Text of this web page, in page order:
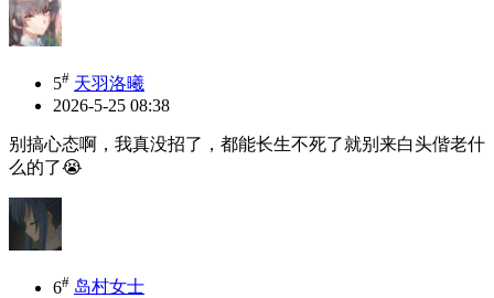
5# 天羽洛曦
2026-5-25 08:38
别搞心态啊，我真没招了，都能长生不死了就别来白头偕老什
么的了😭
6# 岛村女士